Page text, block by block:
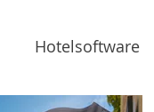
Hotelsoftware